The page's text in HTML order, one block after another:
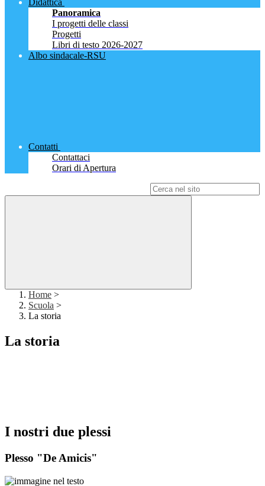
Didattica
Panoramica
I progetti delle classi
Progetti
Libri di testo 2026-2027
Albo sindacale-RSU
Contatti
Contattaci
Orari di Apertura
Home >
Scuola >
La storia
La storia
I nostri due plessi
Plesso "De Amicis"